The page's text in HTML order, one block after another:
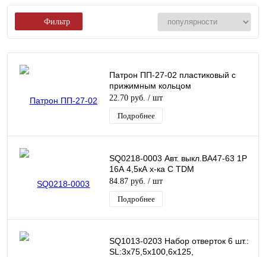
Фильтр
Патрон ПП-27-02 пластиковый с
прижимным кольцом
22.70 руб. / шт
Подробнее
SQ0218-0003 Авт. выкл.ВА47-63 1Р
16А 4,5кА х-ка С TDM
84.87 руб. / шт
Подробнее
SQ1013-0203 Набор отверток 6 шт.:
SL:3х75,5х100,6х125,